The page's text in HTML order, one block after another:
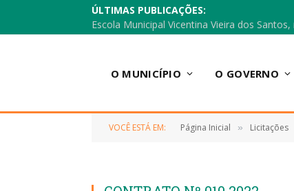
ÚLTIMAS PUBLICAÇÕES:
O MUNICÍPIO O GOVERNO
VOCÊ ESTÁ EM: Página Inicial » Licitações